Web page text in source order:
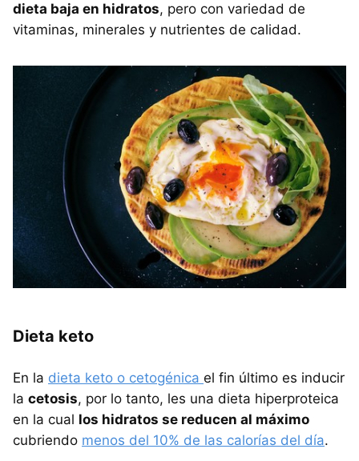
dieta baja en hidratos, pero con variedad de
vitaminas, minerales y nutrientes de calidad.
Dieta keto
En la dieta keto o cetogénica el fin último es inducir
la cetosis, por lo tanto, les una dieta hiperproteica
en la cual los hidratos se reducen al máximo
cubriendo menos del 10% de las calorías del día.